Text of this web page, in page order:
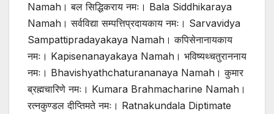
Namah। बल सिद्धिकराय नमः। Bala Siddhikaraya
Namah। सर्वविद्या सम्पत्तिप्रदायकाय नमः। Sarvavidya
Sampattipradayakaya Namah। कपिसेनानायकाय
नमः। Kapisenanayakaya Namah। भविष्यथ्चतुराननाय
नमः। Bhavishyathchaturananaya Namah। कुमार
ब्रह्मचारिणे नमः। Kumara Brahmacharine Namah।
रत्नकुण्डल दीप्तिमते नमः। Ratnakundala Diptimate